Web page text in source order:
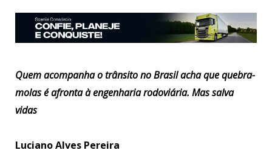
Quem acompanha o trânsito no Brasil acha que quebra-
molas é afronta à engenharia rodoviária. Mas salva
vidas
Luciano Alves Pereira